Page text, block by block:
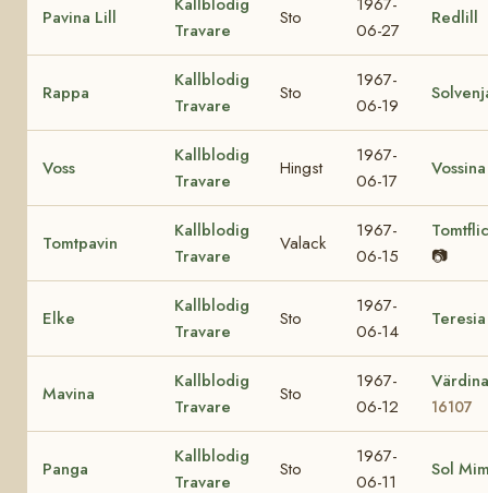
Pavina Lill
Travare
Sto
06-27
Redlill
Rappa
Kallblodig
Travare
Sto
1967-
06-19
Voss
Kallblodig
Travare
Hingst
1967-
06-17
Vossina
Tomtpavin
Kallblodig
Travare
Valack
1967-
06-15
📷
Elke
Kallblodig
Travare
Sto
1967-
06-14
Teresia
Mavina
Kallblodig
Travare
Sto
1967-
06-12
Värdina
16107
Panga
Kallblodig
Travare
Sto
1967-
06-11
Sol